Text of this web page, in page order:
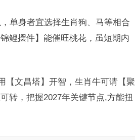
单身者宜选择生肖狗、马等相合
鲤摆件】能催旺桃花，虽短期内
【文昌塔】开智，生肖牛可请【聚
转，把握2027年关键节点,方能扭